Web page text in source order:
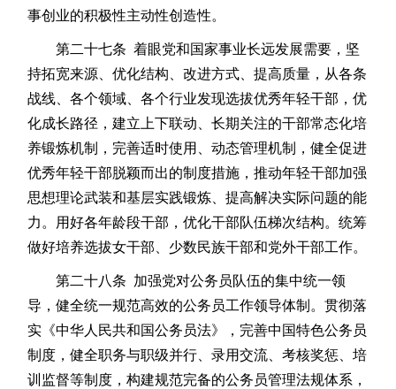
事创业的积极性主动性创造性。
第二十七条 着眼党和国家事业长远发展需要，坚
持拓宽来源、优化结构、改进方式、提高质量，从各条
战线、各个领域、各个行业发现选拔优秀年轻干部，优
化成长路径，建立上下联动、长期关注的干部常态化培
养锻炼机制，完善适时使用、动态管理机制，健全促进
优秀年轻干部脱颖而出的制度措施，推动年轻干部加强
思想理论武装和基层实践锻炼、提高解决实际问题的能
力。用好各年龄段干部，优化干部队伍梯次结构。统筹
做好培养选拔女干部、少数民族干部和党外干部工作。
第二十八条 加强党对公务员队伍的集中统一领
导，健全统一规范高效的公务员工作领导体制。贯彻落
实《中华人民共和国公务员法》，完善中国特色公务员
制度，健全职务与职级并行、录用交流、考核奖惩、培
训监督等制度，构建规范完备的公务员管理法规体系，